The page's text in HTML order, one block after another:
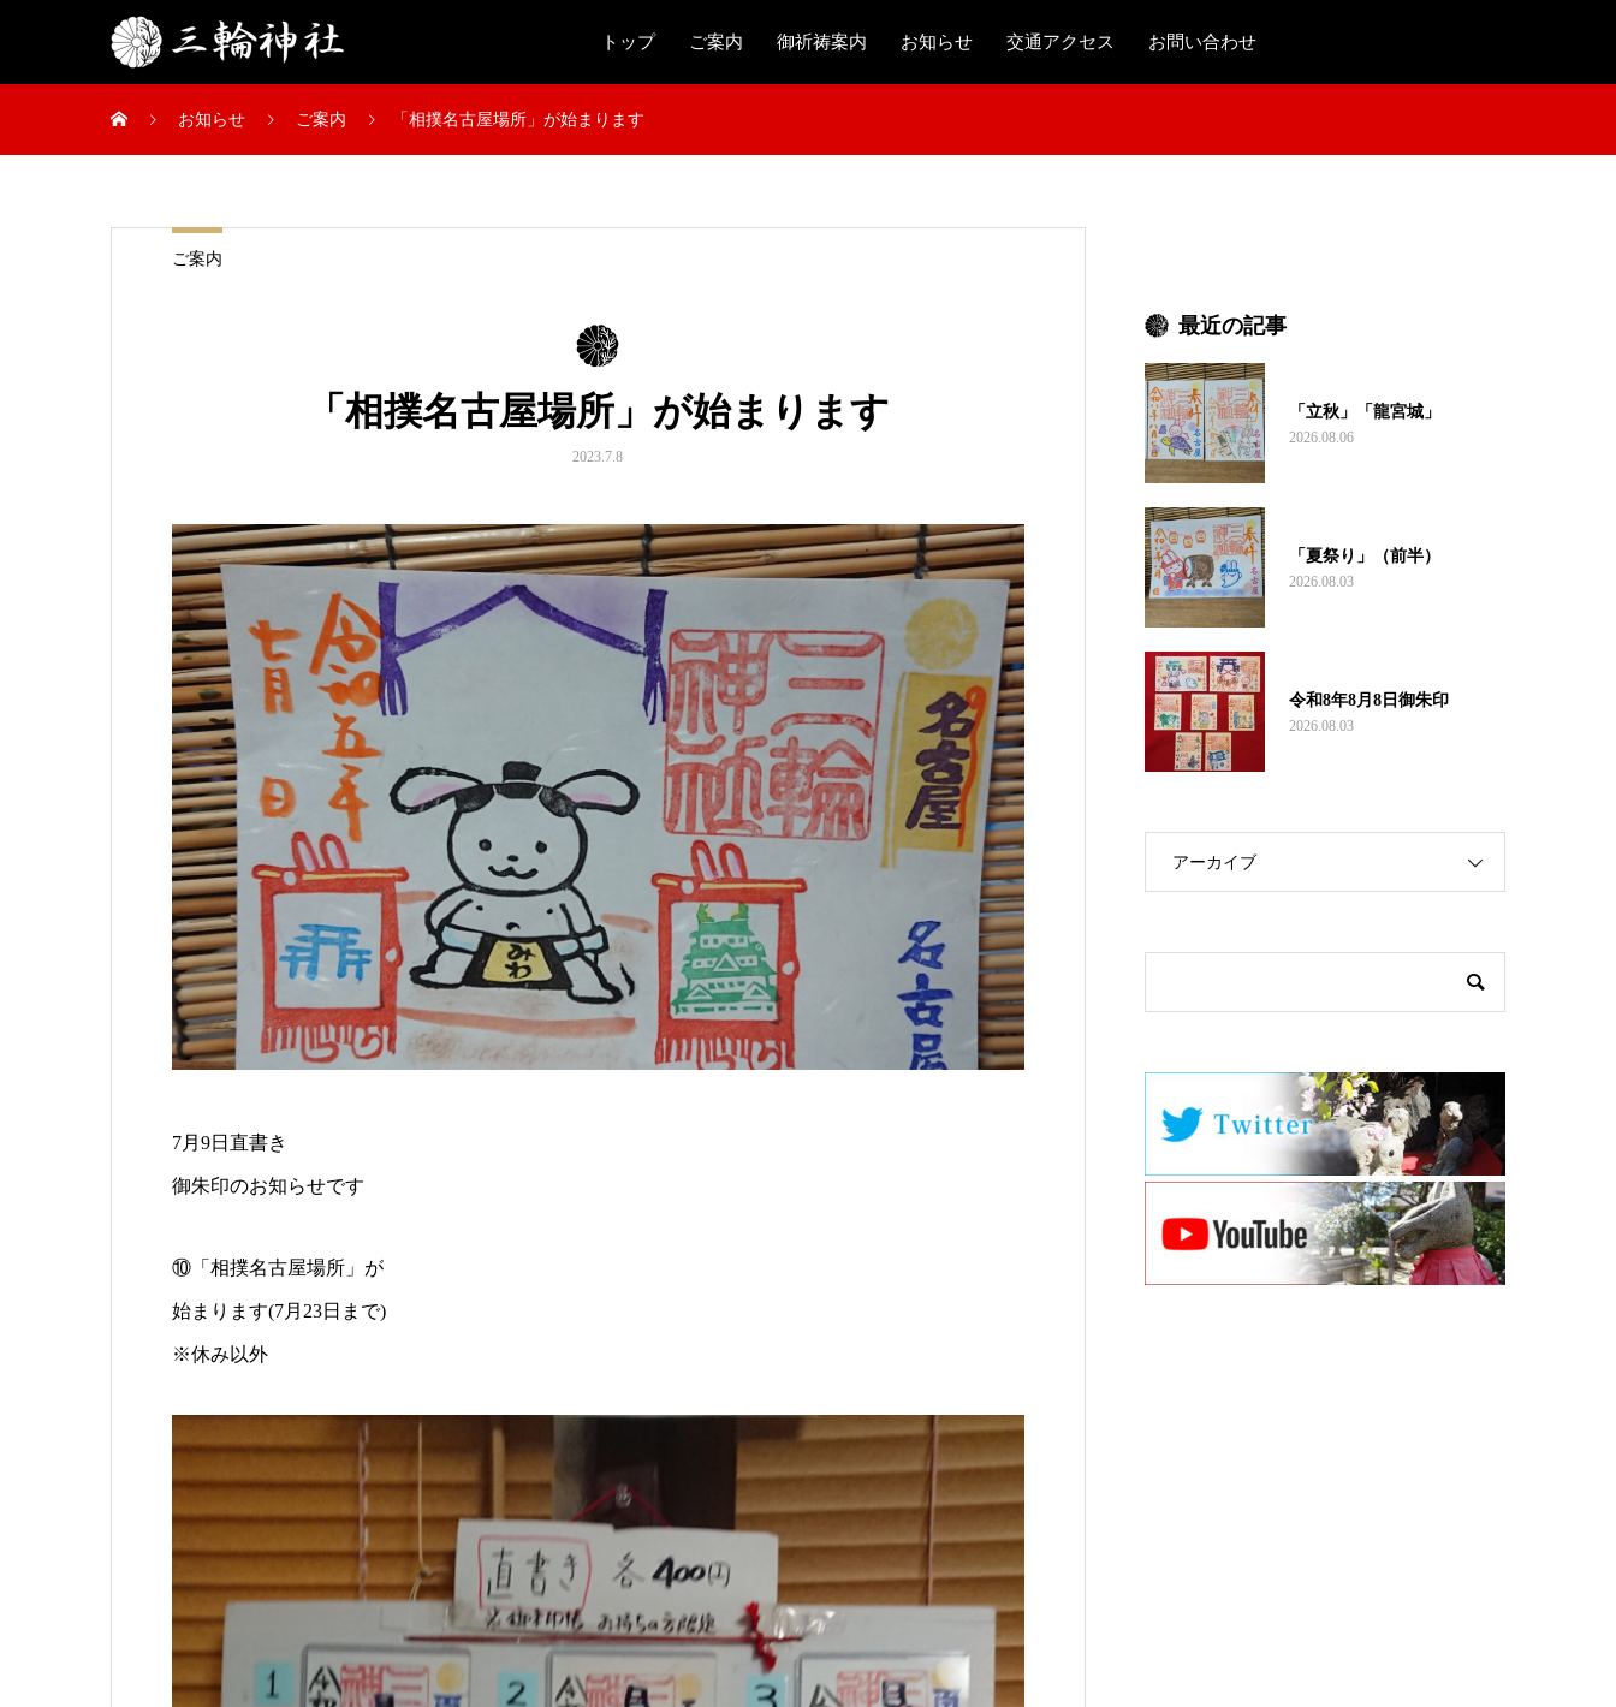
トップ ご案内 御祈祷案内 お知らせ 交通アクセス お問い合わせ
お知らせ ご案内 「相撲名古屋場所」が始まります
ご案内
「相撲名古屋場所」が始まります
2023.7.8
7月9日直書き
御朱印のお知らせです
⑩「相撲名古屋場所」が
始まります(7月23日まで)
※休み以外
最近の記事
「立秋」「龍宮城」
2026.08.06
「夏祭り」（前半）
2026.08.03
令和8年8月8日御朱印
2026.08.03
アーカイブ